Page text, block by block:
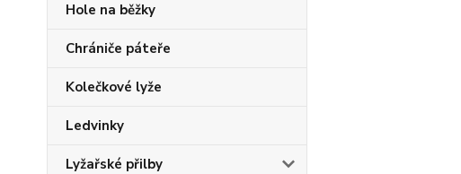
Hole na běžky
Chrániče páteře
Kolečkové lyže
Ledvinky
Lyžařské přilby